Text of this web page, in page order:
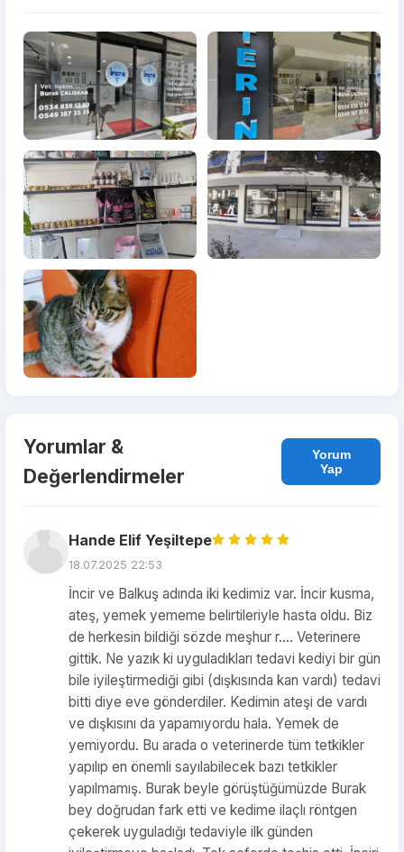
Yorumlar &
Değerlendirmeler
Yorum
Yap
Hande Elif Yeşiltepe
18.07.2025 22:53
İncir ve Balkuş adında iki kedimiz var. İncir kusma,
ateş, yemek yememe belirtileriyle hasta oldu. Biz
de herkesin bildiği sözde meşhur r.... Veterinere
gittik. Ne yazık ki uyguladıkları tedavi kediyi bir gün
bile iyileştirmediği gibi (dışkısında kan vardı) tedavi
bitti diye eve gönderdiler. Kedimin ateşi de vardı
ve dışkısını da yapamıyordu hala. Yemek de
yemiyordu. Bu arada o veterinerde tüm tetkikler
yapılıp en önemli sayılabilecek bazı tetkikler
yapılmamış. Burak beyle görüştüğümüzde Burak
bey doğrudan fark etti ve kedime ilaçlı röntgen
çekerek uyguladığı tedaviyle ilk günden